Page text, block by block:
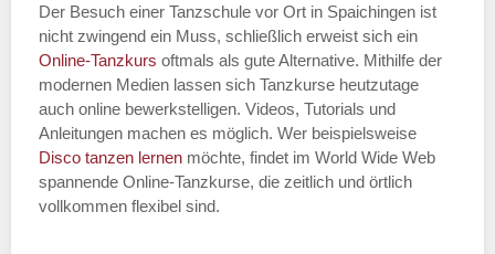
E-Mail*
Name der Tanzschule
Der Besuch einer Tanzschule vor Ort in Spaichingen ist
nicht zwingend ein Muss, schließlich erweist sich ein
Online-Tanzkurs oftmals als gute Alternative. Mithilfe der
modernen Medien lassen sich Tanzkurse heutzutage
auch online bewerkstelligen. Videos, Tutorials und
Anleitungen machen es möglich. Wer beispielsweise
Disco tanzen lernen möchte, findet im World Wide Web
spannende Online-Tanzkurse, die zeitlich und örtlich
vollkommen flexibel sind.